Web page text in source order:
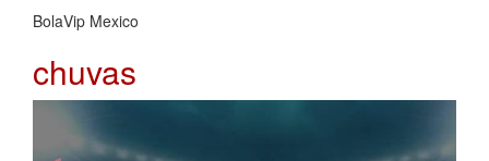
BolaVip Mexico
chuvas